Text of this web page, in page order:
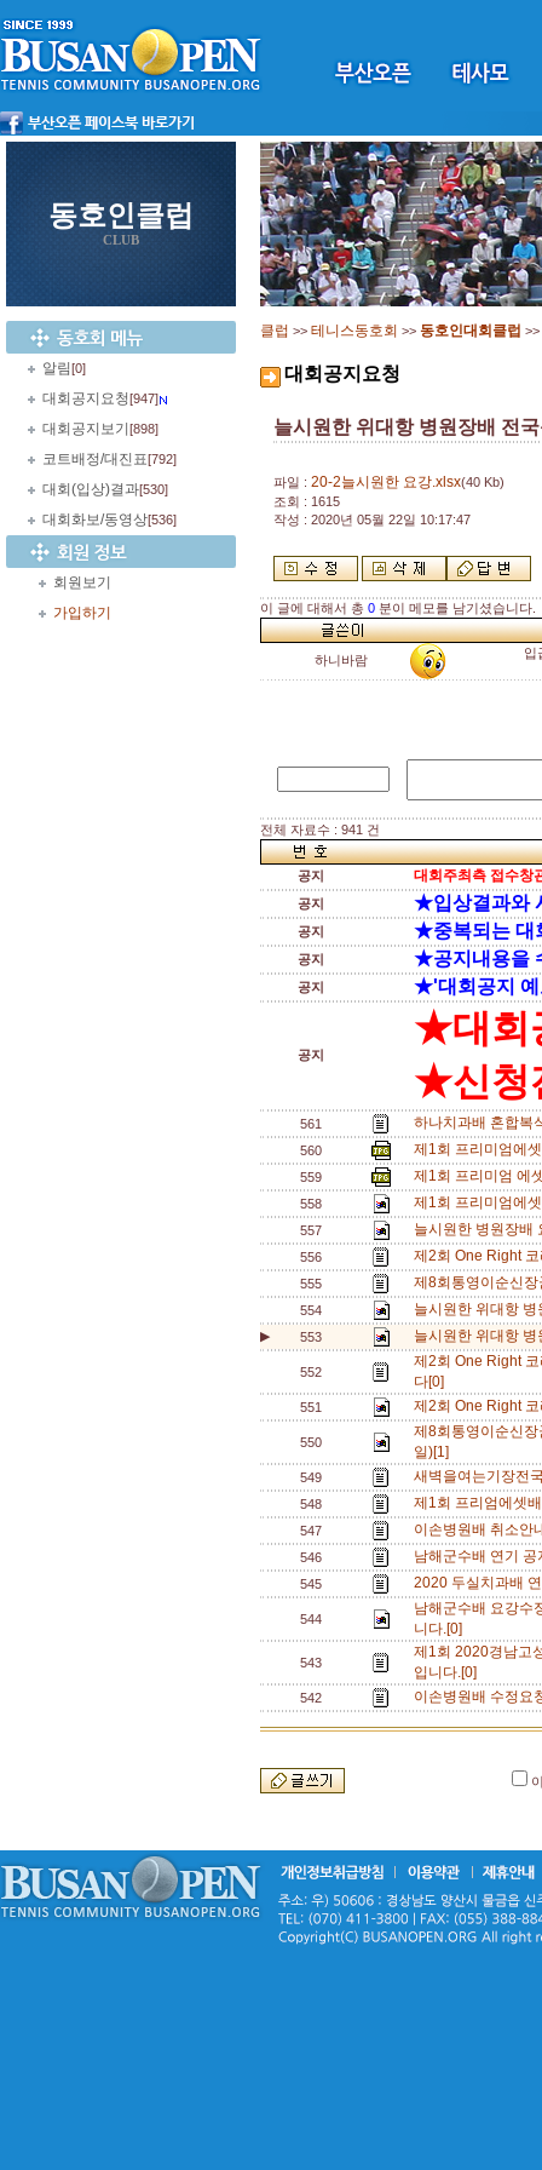
동호인클럽
CLUB
알림[0]
대회공지요청[947]
대회공지보기 [898]
코트배정/대진표[792]
대회(입상)결과[530]
대회화보/동영상[536]
회원보기
가입하기
클럽 >> 테니스동호회 >> 동호인대회클럽 >>
대회공지요청
늘시원한 위대항 병원장배 전
파일 : 20-2늘시원한 요강.xlsx(40 Kb)
조회 : 1615
작성 : 2020년 05월 22일 10:17:47
이 글에 대해서 총 0 분이 메모를 남기셨습니다.
하니바람 입
전체 자료수 : 941 건
공지 대회주최측 접수창
공지 ★입상결과와
공지 ★중복되는 대
공지 ★공지내용을
공지 ★'대회공지 예
공지
★대회
★신청
561 하나치과배 혼합복
560 제1회 프리미엄에
559 제1회 프리미엄 에
558 제1회 프리미엄에
557 늘시원한 병원장배
556 제2회 One Right
555 제8회통영이순신
554 늘시원한 위대항
▶ 553 늘시원한 위대항
552
제2회 One Right
다[0]
551 제2회 One Right
550
제8회통영이순신
일)[1]
549 새벽을여는기장전
548 제1회 프리엄에셋
547 이손병원배 취소
546 남해군수배 연기
545 2020 두실치과배
544
남해군수배 요강수
니다.[0]
543
제1회 2020경남고
입니다.[0]
542 이손병원배 수정